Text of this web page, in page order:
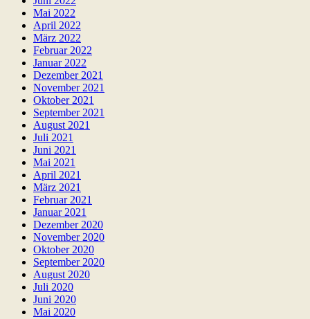
Mai 2022
April 2022
März 2022
Februar 2022
Januar 2022
Dezember 2021
November 2021
Oktober 2021
September 2021
August 2021
Juli 2021
Juni 2021
Mai 2021
April 2021
März 2021
Februar 2021
Januar 2021
Dezember 2020
November 2020
Oktober 2020
September 2020
August 2020
Juli 2020
Juni 2020
Mai 2020